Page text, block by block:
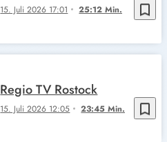
bookmark_border
15. Juli 2026 17:01 25:12 Min.
bookmark_border
15. Juli 2026 12:05 23:45 Min.
Regio TV Rostock